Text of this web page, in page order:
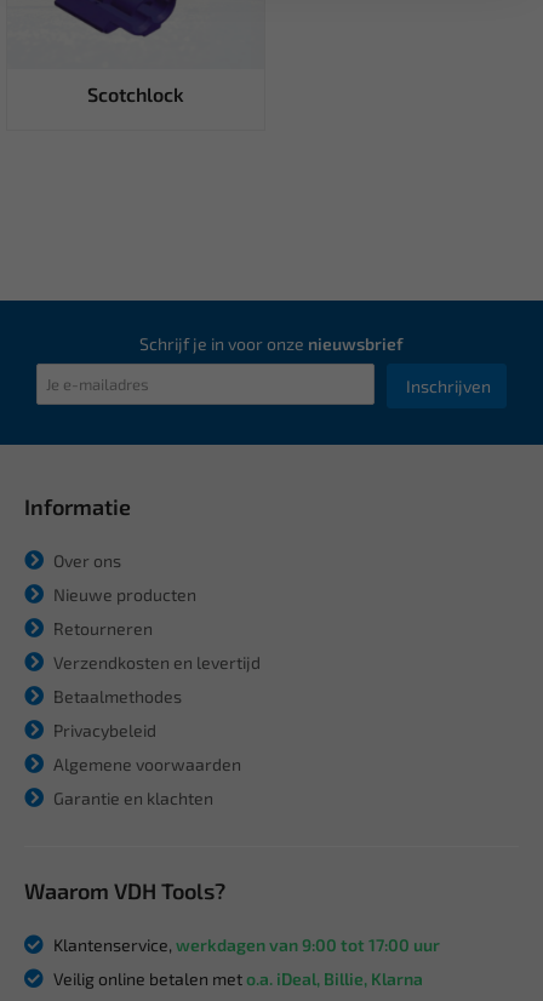
Scotchlock
Schrijf je in voor onze nieuwsbrief
Inschrijven
Informatie
Over ons
Nieuwe producten
Retourneren
Verzendkosten en levertijd
Betaalmethodes
Privacybeleid
Algemene voorwaarden
Garantie en klachten
Waarom VDH Tools?
Klantenservice, werkdagen van 9:00 tot 17:00 uur
Veilig online betalen meto.a. iDeal, Billie, Klarna